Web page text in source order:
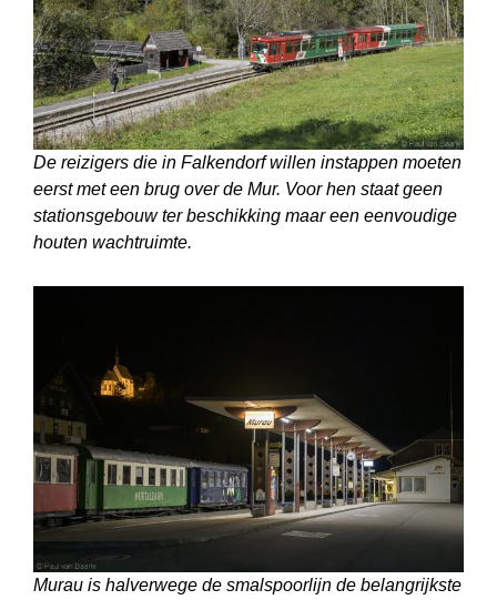
De reizigers die in Falkendorf willen instappen moeten
eerst met een brug over de Mur. Voor hen staat geen
stationsgebouw ter beschikking maar een eenvoudige
houten wachtruimte.
Murau is halverwege de smalspoorlijn de belangrijkste